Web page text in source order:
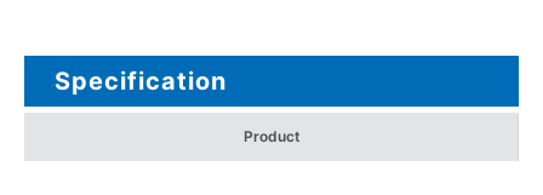
Specification
Product